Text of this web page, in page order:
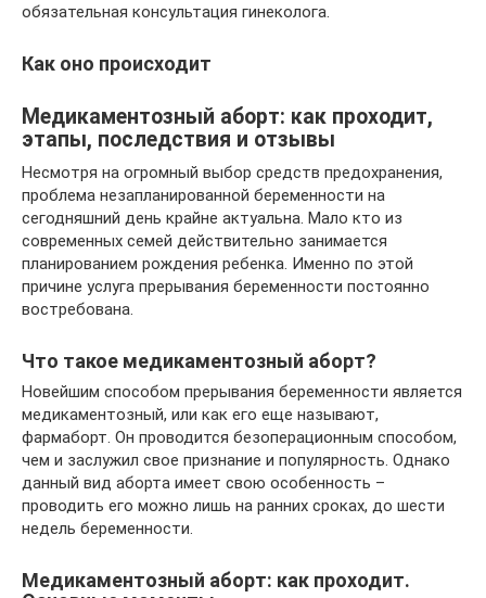
обязательная консультация гинеколога.
Как оно происходит
Медикаментозный аборт: как проходит,
этапы, последствия и отзывы
Несмотря на огромный выбор средств предохранения,
проблема незапланированной беременности на
сегодняшний день крайне актуальна. Мало кто из
современных семей действительно занимается
планированием рождения ребенка. Именно по этой
причине услуга прерывания беременности постоянно
востребована.
Что такое медикаментозный аборт?
Новейшим способом прерывания беременности является
медикаментозный, или как его еще называют,
фармаборт. Он проводится безоперационным способом,
чем и заслужил свое признание и популярность. Однако
данный вид аборта имеет свою особенность –
проводить его можно лишь на ранних сроках, до шести
недель беременности.
Медикаментозный аборт: как проходит.